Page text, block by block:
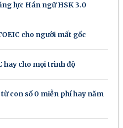
lực Hán ngữ HSK 3.0
cho người mất gốc
hay cho mọi trình độ
con số 0 miễn phí hay năm